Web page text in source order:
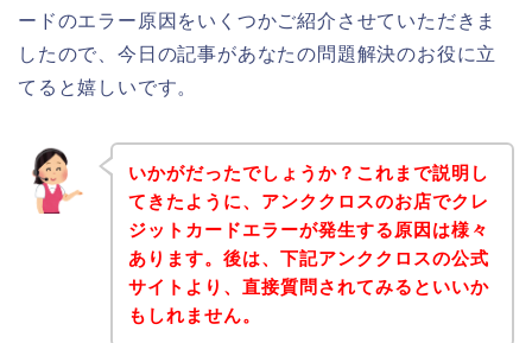
ードのエラー原因をいくつかご紹介させていただきま
したので、今日の記事があなたの問題解決のお役に立
てると嬉しいです。
いかがだったでしょうか？これまで説明し
てきたように、アンククロスのお店でクレ
ジットカードエラーが発生する原因は様々
あります。後は、下記アンククロスの公式
サイトより、直接質問されてみるといいか
もしれません。